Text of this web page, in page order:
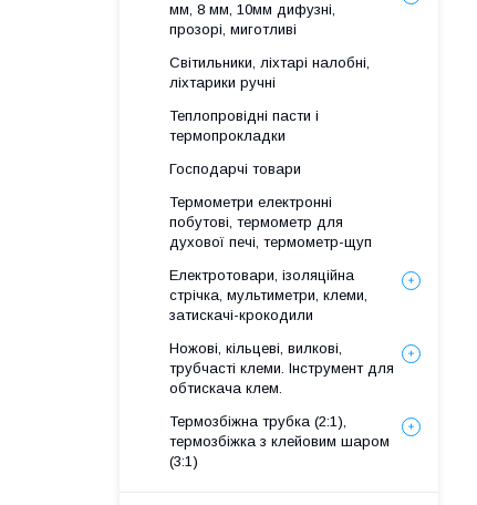
мм, 8 мм, 10мм дифузні,
прозорі, миготливі
Світильники, ліхтарі налобні,
ліхтарики ручні
Теплопровідні пасти і
термопрокладки
Господарчі товари
Термометри електронні
побутові, термометр для
духової печі, термометр-щуп
Електротовари, ізоляційна
стрічка, мультиметри, клеми,
затискачі-крокодили
Ножові, кільцеві, вилкові,
трубчасті клеми. Інструмент для
обтискача клем.
Термозбіжна трубка (2:1),
термозбіжка з клейовим шаром
(3:1)